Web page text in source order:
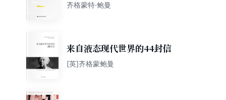
齐格蒙特·鲍曼
来自液态现代世界的44封信
[英]齐格蒙鲍曼